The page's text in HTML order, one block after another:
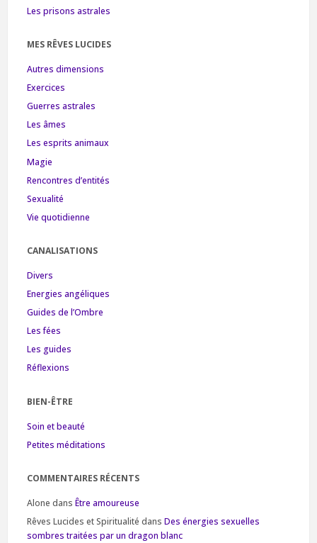
Les prisons astrales
MES RÊVES LUCIDES
Autres dimensions
Exercices
Guerres astrales
Les âmes
Les esprits animaux
Magie
Rencontres d’entités
Sexualité
Vie quotidienne
CANALISATIONS
Divers
Energies angéliques
Guides de l’Ombre
Les fées
Les guides
Réflexions
BIEN-ÊTRE
Soin et beauté
Petites méditations
COMMENTAIRES RÉCENTS
Alone dans Être amoureuse
Rêves Lucides et Spiritualité dans Des énergies sexuelles
sombres traitées par un dragon blanc